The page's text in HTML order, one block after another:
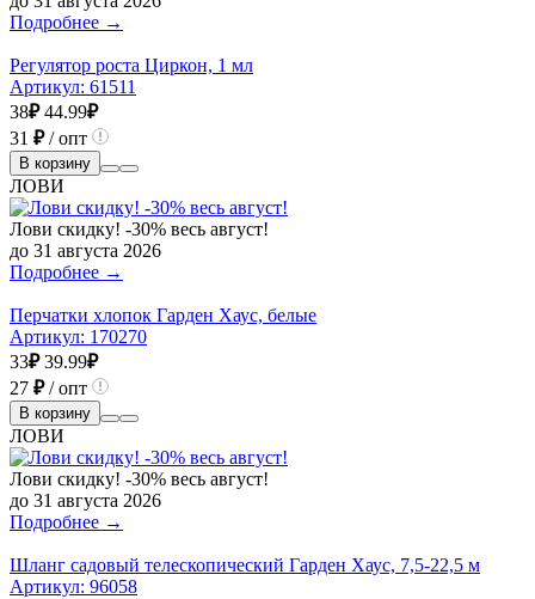
Подробнее →
Регулятор роста Циркон, 1 мл
Артикул: 61511
38₽ 44.99₽
31 ₽/ опт
В корзину
ЛОВИ
Лови скидку! -30% весь август!
до 31 августа 2026
Подробнее →
Перчатки хлопок Гарден Хаус, белые
Артикул: 170270
33₽ 39.99₽
27 ₽/ опт
В корзину
ЛОВИ
Лови скидку! -30% весь август!
до 31 августа 2026
Подробнее →
Шланг садовый телескопический Гарден Хаус, 7,5-22,5 м
Артикул: 96058